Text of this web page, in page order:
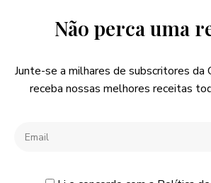
Não perca uma
Junte-se a milhares de subscritores da
receba nossas melhores receitas